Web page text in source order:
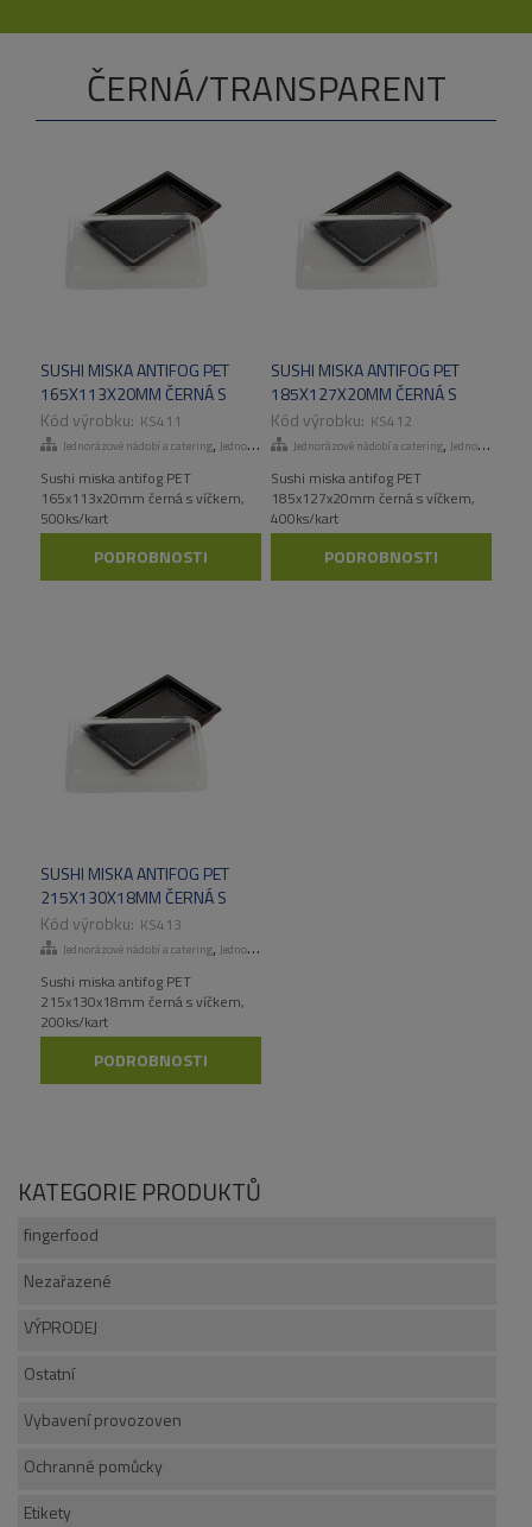
ČERNÁ/TRANSPARENT
SUSHI MISKA ANTIFOG PET
165X113X20MM ČERNÁ S
VÍČKEM, 500KS/KART
KS411
Jednorázové nádobí a catering, Jednorázové talíře a misky
Sushi miska antifog PET
165x113x20mm černá s víčkem,
500ks/kart
PODROBNOSTI
SUSHI MISKA ANTIFOG PET
185X127X20MM ČERNÁ S
VÍČKEM, 400KS/KART
KS412
Jednorázové nádobí a catering, Jednorázové talíře a misky
Sushi miska antifog PET
185x127x20mm černá s víčkem,
400ks/kart
PODROBNOSTI
SUSHI MISKA ANTIFOG PET
215X130X18MM ČERNÁ S
VÍČKEM, 200KS/KART
KS413
Jednorázové nádobí a catering, Jednorázové talíře a misky
Sushi miska antifog PET
215x130x18mm černá s víčkem,
200ks/kart
PODROBNOSTI
KATEGORIE PRODUKTŮ
fingerfood
Nezařazené
VÝPRODEJ
Ostatní
Vybavení provozoven
Ochranné pomůcky
Etikety